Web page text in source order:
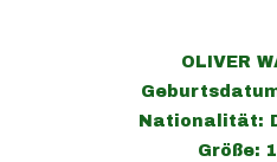
OLIVER
Nationalität:
Größe: